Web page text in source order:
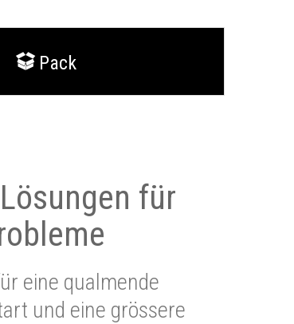
Pack
für
eine qualmende
und eine grössere